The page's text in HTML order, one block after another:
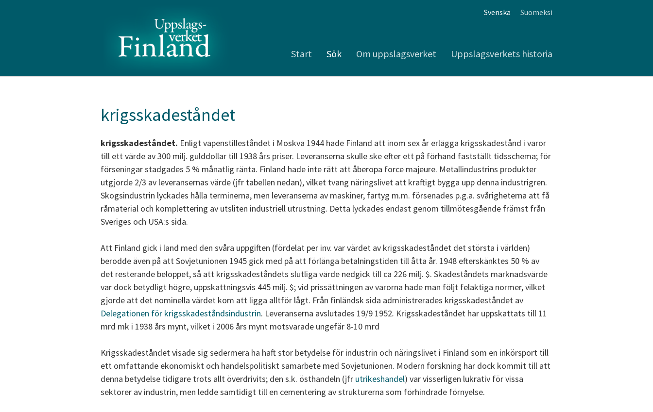
Svenska Suomeksi
Start Sök Om uppslagsverket Uppslagsverkets historia
krigsskadeståndet
krigsskadeståndet. Enligt vapenstilleståndet i Moskva 1944 hade Finland att inom sex år erlägga krigsskadestånd i varor
till ett värde av 300 milj. gulddollar till 1938 års priser. Leveranserna skulle ske efter ett på förhand fastställt tidsschema; för
förseningar stadgades 5 % månatlig ränta. Finland hade inte rätt att åberopa force majeure. Metallindustrins produkter
utgjorde 2/3 av leveransernas värde (jfr tabellen nedan), vilket tvang näringslivet att kraftigt bygga upp denna industrigren.
Skogsindustrin lyckades hålla terminerna, men leveranserna av maskiner, fartyg m.m. försenades p.g.a. svårigheterna att få
råmaterial och komplettering av utsliten industriell utrustning. Detta lyckades endast genom tillmötesgående främst från
Sveriges och USA:s sida.
Att Finland gick i land med den svåra uppgiften (fördelat per inv. var värdet av krigsskadeståndet det största i världen)
berodde även på att Sovjetunionen 1945 gick med på att förlänga betalningstiden till åtta år. 1948 efterskänktes 50 % av
det resterande beloppet, så att krigsskadeståndets slutliga värde nedgick till ca 226 milj. $. Skadeståndets marknadsvärde
var dock betydligt högre, uppskattningsvis 445 milj. $; vid prissättningen av varorna hade man följt felaktiga normer, vilket
gjorde att det nominella värdet kom att ligga alltför lågt. Från finländsk sida administrerades krigsskadeståndet av
Delegationen för krigsskadeståndsindustrin. Leveranserna avslutades 19/9 1952. Krigsskadeståndet har uppskattats till 11
mrd mk i 1938 års mynt, vilket i 2006 års mynt motsvarade ungefär 8-10 mrd 
Krigsskadeståndet visade sig sedermera ha haft stor betydelse för industrin och näringslivet i Finland som en inkörsport till
ett omfattande ekonomiskt och handelspolitiskt samarbete med Sovjetunionen. Modern forskning har dock kommit till att
denna betydelse tidigare trots allt överdrivits; den s.k. östhandeln (jfr utrikeshandel) var visserligen lukrativ för vissa
sektorer av industrin, men ledde samtidigt till en cementering av strukturerna som förhindrade förnyelse.